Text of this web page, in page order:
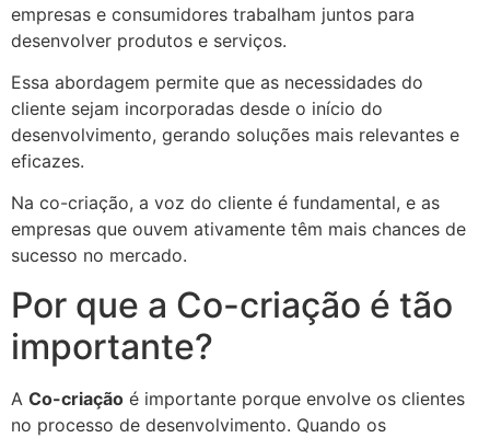
empresas e consumidores trabalham juntos para
desenvolver produtos e serviços.
Essa abordagem permite que as necessidades do
cliente sejam incorporadas desde o início do
desenvolvimento, gerando soluções mais relevantes e
eficazes.
Na co-criação, a voz do cliente é fundamental, e as
empresas que ouvem ativamente têm mais chances de
sucesso no mercado.
Por que a Co-criação é tão
importante?
A Co-criação é importante porque envolve os clientes
no processo de desenvolvimento. Quando os